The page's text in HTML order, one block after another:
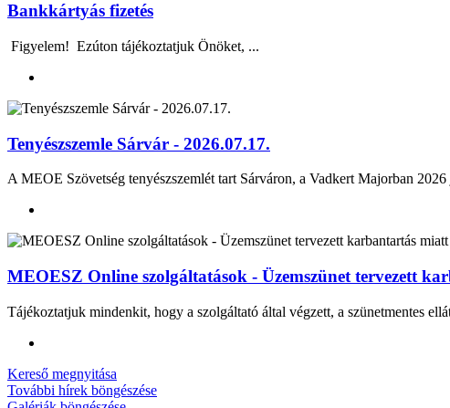
Bankkártyás fizetés
Figyelem! Ezúton tájékoztatjuk Önöket, ...
Tenyészszemle Sárvár - 2026.07.17.
A MEOE Szövetség tenyészszemlét tart Sárváron, a Vadkert Majorban
MEOESZ Online szolgáltatások - Üzemszünet tervezett
Tájékoztatjuk mindenkit, hogy a szolgáltató által végzett, a szünetmentes
Kereső megnyitása
További hírek böngészése